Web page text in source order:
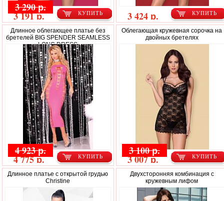
КУПИТЬ
3 290 р.
3 191 р. КУПИТЬ
3 424 р.
Длинное облегающее платье без
бретелей BIG SPENDER SEAMLESS
LONG DRESS
КУПИТЬ
4 923 р.
4 775 р.
Облегающая кружевная сорочка на
двойных бретелях
КУПИТЬ
3 100 р.
3 007 р.
Длинное платье c открытой грудью
Christine
Двухсторонняя комбинация с
кружевным лифом